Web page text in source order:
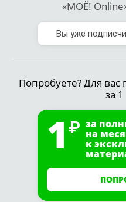
«МОЁ!
Вы уже
Попробуете? Для вас
за
1 за
на
к